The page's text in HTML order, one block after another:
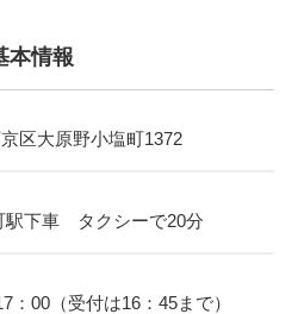
本情報
区大原野小塩町1372
駅下車 タクシーで20分
：00（受付は16：45まで）